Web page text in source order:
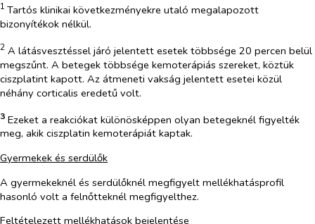
1 Tartós klinikai következményekre utaló megalapozott
bizonyítékok nélkül.
2 A látásvesztéssel járó jelentett esetek többsége 20 percen belül
megszűnt. A betegek többsége kemoterápiás szereket, köztük
ciszplatint kapott. Az átmeneti vakság jelentett esetei közül
néhány corticalis eredetű volt.
3 Ezeket a reakciókat különösképpen olyan betegeknél figyelték
meg, akik ciszplatin kemoterápiát kaptak.
Gyermekek és serdülők
A gyermekeknél és serdülőknél megfigyelt mellékhatásprofil
hasonló volt a felnőtteknél megfigyelthez.
Feltételezett mellékhatások bejelentése